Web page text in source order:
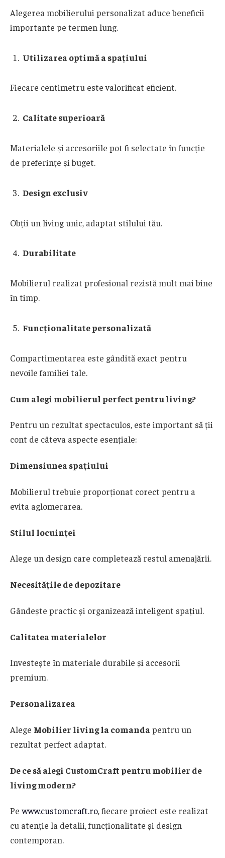
Alegerea mobilierului personalizat aduce beneficii
importante pe termen lung.
Utilizarea optimă a spațiului
Fiecare centimetru este valorificat eficient.
Calitate superioară
Materialele și accesoriile pot fi selectate în funcție
de preferințe și buget.
Design exclusiv
Obții un living unic, adaptat stilului tău.
Durabilitate
Mobilierul realizat profesional rezistă mult mai bine
în timp.
Funcționalitate personalizată
Compartimentarea este gândită exact pentru
nevoile familiei tale.
Cum alegi mobilierul perfect pentru living?
Pentru un rezultat spectaculos, este important să ții
cont de câteva aspecte esențiale:
Dimensiunea spațiului
Mobilierul trebuie proporționat corect pentru a
evita aglomerarea.
Stilul locuinței
Alege un design care completează restul amenajării.
Necesitățile de depozitare
Gândește practic și organizează inteligent spațiul.
Calitatea materialelor
Investește în materiale durabile și accesorii
premium.
Personalizarea
Alege Mobilier living la comandapentru un
rezultat perfect adaptat.
De ce să alegi CustomCraft pentru mobilier de
living modern?
Pe www.customcraft.ro, fiecare proiect este realizat
cu atenție la detalii, funcționalitate și design
contemporan.